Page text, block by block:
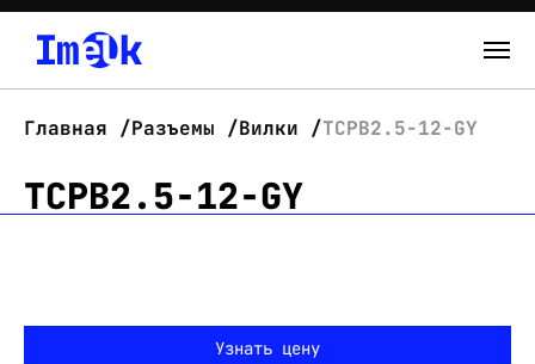
Контакты
Главная Разъемы Вилки TCPB2.5-12-GY
TCPB2.5-12-GY
Узнать цену